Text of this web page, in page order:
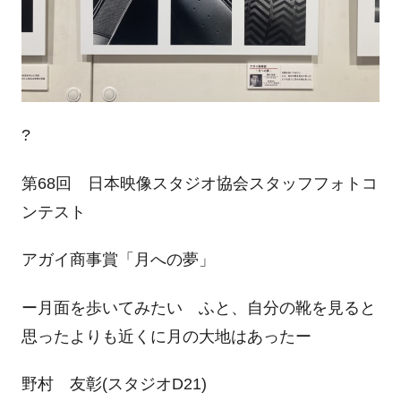
?
第68回 日本映像スタジオ協会スタッフフォトコ
ンテスト
アガイ商事賞「月への夢」
ー月面を歩いてみたい ふと、自分の靴を見ると
思ったよりも近くに月の大地はあったー
野村 友彰(スタジオD21)